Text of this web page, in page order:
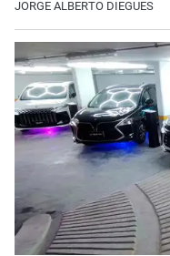
JORGE ALBERTO DIEGUES